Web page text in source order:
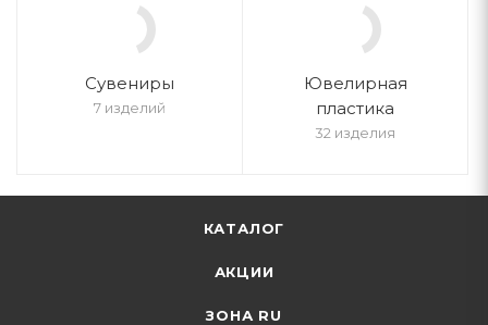
Cувениры
7 изделий
Ювелирная
пластика
32 изделия
КАТАЛОГ
АКЦИИ
ЗОНА RU